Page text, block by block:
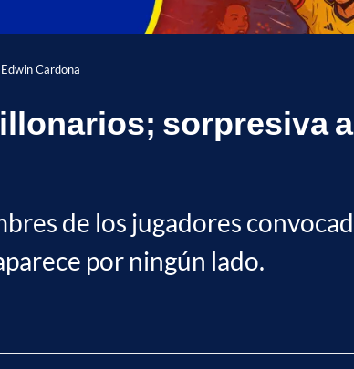
Cardona
sorpresiva
de los jugadores
por ningún lado.